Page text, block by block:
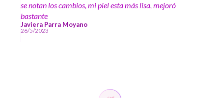
se notan los cambios, mi piel esta más lisa, mejoró
bastante
Javiera Parra Moyano
26/5/2023